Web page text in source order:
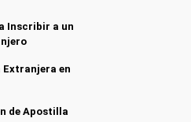
Inscribir a un
Extranjera en
de Apostilla